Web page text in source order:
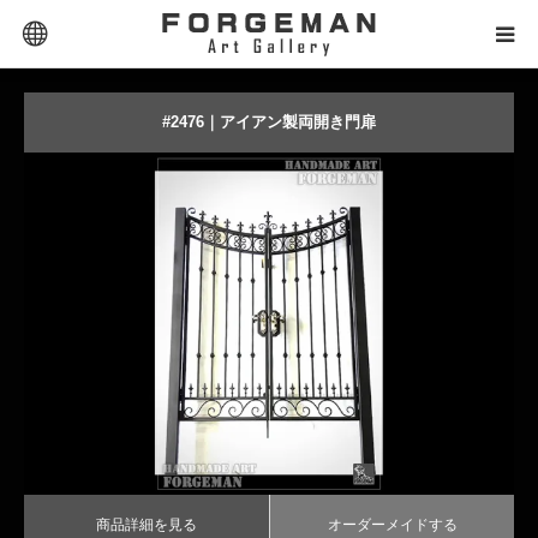
#2476｜アイアン製両開き門扉
商品詳細を見るオーダーメイドする
商品詳細を見る オーダーメイドする
PRODUCT｜商品タイプ
PRICE｜価格帯
STYLE｜スタイル
DESIGN｜デザイン名
MATERIAL｜素材別